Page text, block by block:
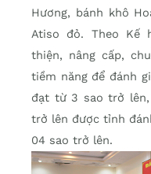
Hương, bánh khô
Atiso đỏ. Theo Kế
thiện, nâng cấp,
tiềm năng để đánh
đạt từ 3 sao trở
trở lên được tỉnh
04 sao trở lên.